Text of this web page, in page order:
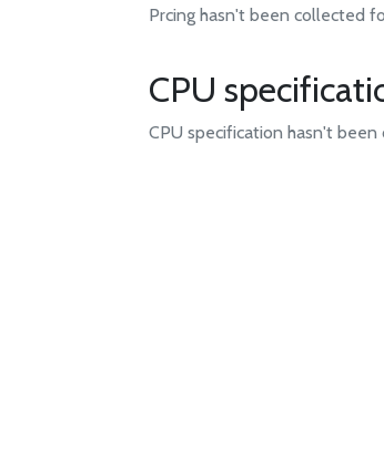
Prcing hasn't been collected
CPU
CPU specification hasn't